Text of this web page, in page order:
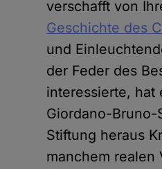
verschafft von
Geschichte des
und
der Feder des
interessierte, hat
Giordano-Bruno-
Stiftung heraus
manchem realen